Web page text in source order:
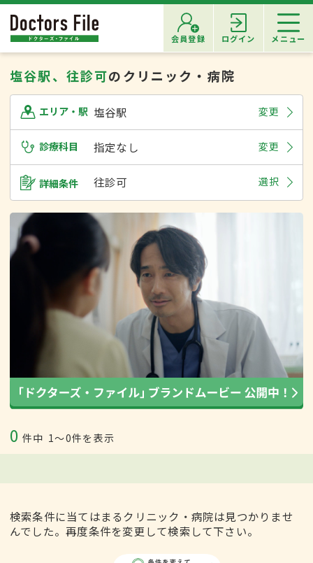
会員登録 ログイン メニュー
塩谷駅、往診可のクリニック・病院
エリア・駅 塩谷駅 変更
診療科目 指定なし 変更
詳細条件 往診可 選択
0 件中 1〜0件を表示
検索条件に当てはまるクリニック・病院は見つかりませ
んでした。再度条件を変更して検索して下さい。